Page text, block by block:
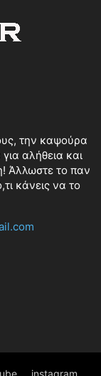
την καψούρα
αλήθεια και
Άλλωστε το παν
κάνεις να το
instagram